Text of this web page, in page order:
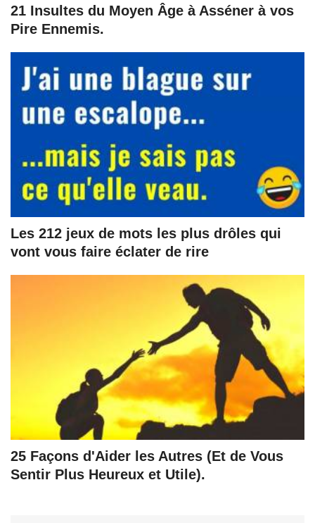
21 Insultes du Moyen Âge à Asséner à vos
Pire Ennemis.
Les 212 jeux de mots les plus drôles qui
vont vous faire éclater de rire
25 Façons d'Aider les Autres (Et de Vous
Sentir Plus Heureux et Utile).